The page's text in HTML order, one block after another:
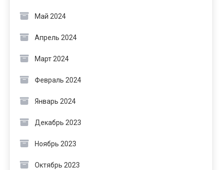
Май 2024
Апрель 2024
Март 2024
Февраль 2024
Январь 2024
Декабрь 2023
Ноябрь 2023
Октябрь 2023